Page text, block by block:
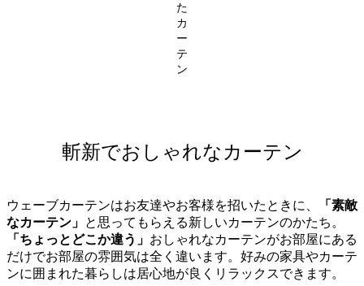
た
カ
ー
テ
ン
斬新でおしゃれなカーテン
ウェーブカーテンはお友達やお客様を招いたときに、
「素敵
なカーテン」 と思ってもらえる新しいカーテンのかたち。
「ちょっとどこか違う」 おしゃれなカーテンがお部屋にある
だけでお部屋の雰囲気は全く違います。好みの家具やカーテ
ンに囲まれた暮らしは居心地が良くリラックスできます。